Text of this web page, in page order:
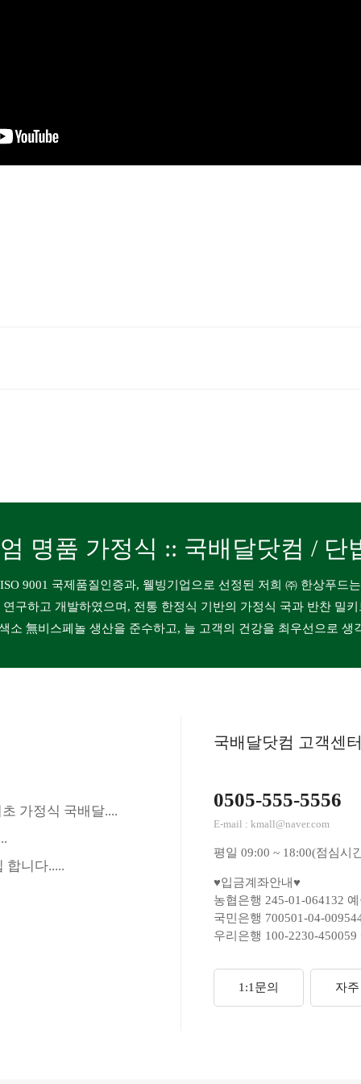
명품 가정식 :: 국배달닷컴 / 단
ISO 9001 국제품질인증과, 웰빙기업으로 선정된 저희 ㈜ 한상푸드는
구하고 개발하였으며, 전통 한정식 기반의 가정식 국과 반찬 밀
소 無비스페놀 생산을 준수하고, 늘 고객의 건강을 최우선으로 생
가정식 국배달....
합니다.....
국배달닷컴 고객센
0505-555-5556
E-mail : kmall@naver.com
평일 09:00 ~ 18:00(점심시
♥입금계좌안내♥
농협은행 245-01-064132
국민은행 700501-04-
우리은행 100-2230-
1:1문의 자